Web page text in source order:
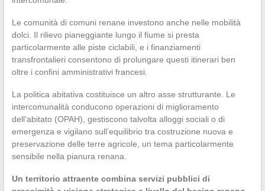
Le comunità di comuni renane investono anche nelle mobilità
dolci. Il rilievo pianeggiante lungo il fiume si presta
particolarmente alle piste ciclabili, e i finanziamenti
transfrontalieri consentono di prolungare questi itinerari ben
oltre i confini amministrativi francesi.
La politica abitativa costituisce un altro asse strutturante. Le
intercomunalità conducono operazioni di miglioramento
dell’abitato (OPAH), gestiscono talvolta alloggi sociali o di
emergenza e vigilano sull’equilibrio tra costruzione nuova e
preservazione delle terre agricole, un tema particolarmente
sensibile nella pianura renana.
Un territorio attraente combina servizi pubblici di